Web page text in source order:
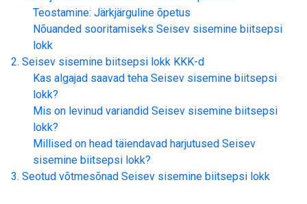
Teostamine: Järkjärguline õpetus
Nõuanded sooritamiseks Seisev sisemine biitsepsi
lokk
Seisev sisemine biitsepsi lokk KKK-d
Kas algajad saavad teha Seisev sisemine biitsepsi
lokk?
Mis on levinud variandid Seisev sisemine biitsepsi
lokk?
Millised on head täiendavad harjutused Seisev
sisemine biitsepsi lokk?
Seotud võtmesõnad Seisev sisemine biitsepsi lokk